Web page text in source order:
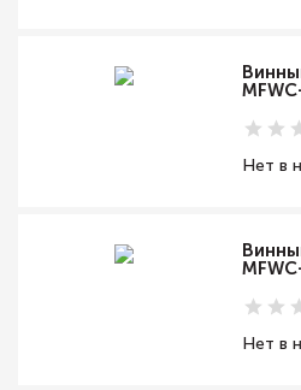
Нет в
Нет в